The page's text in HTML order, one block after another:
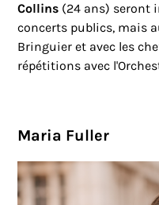
Collins (24 ans) seront
concerts publics, mais
Bringuier et avec les
répétitions avec
Maria Fuller